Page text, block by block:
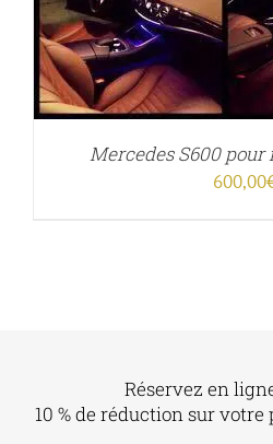
Mercedes S600 pour
600,00
Réservez en
10 % de réduction sur